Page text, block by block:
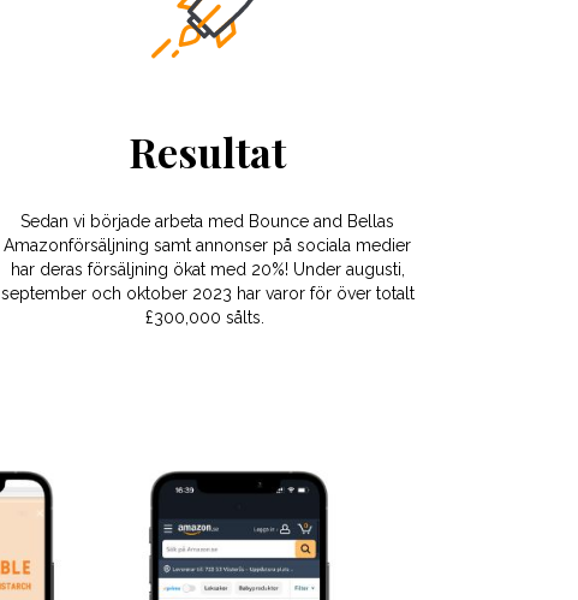
Resultat
Sedan vi började arbeta med Bounce and Bellas
Amazonförsäljning samt annonser på sociala medier
har deras försäljning ökat med 20%! Under augusti,
september och oktober 2023 har varor för över totalt
£300,000 sålts.